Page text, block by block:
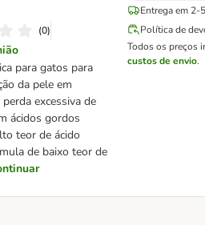
(0)
para gatos para
da pele em
excessiva de
ácidos gordos
teor de ácido
de baixo teor de
Entrega em 2-
Política de
Todos os preços
custos de envio.